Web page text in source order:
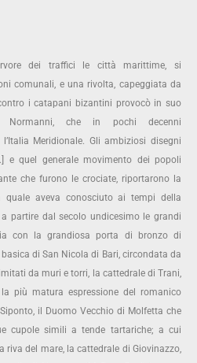
dei traffici le città marittime, si
comunali, e una rivolta, capeggiata da
i catapani bizantini provocò in suo
Normanni, che in pochi decenni
Meridionale. Gli ambiziosi disegni
e quel generale movimento dei popoli
che furono le crociate, riportarono la
quale aveva conosciuto ai tempi della
a partire dal secolo undicesimo le grandi
con la grandiosa porta di bronzo di
di San Nicola di Bari, circondata da
da muri e torri, la cattedrale di Trani,
più matura espressione del romanico
il Duomo Vecchio di Molfetta che
cupole simili a tende tartariche; a cui
riva del mare, la cattedrale di Giovinazzo,